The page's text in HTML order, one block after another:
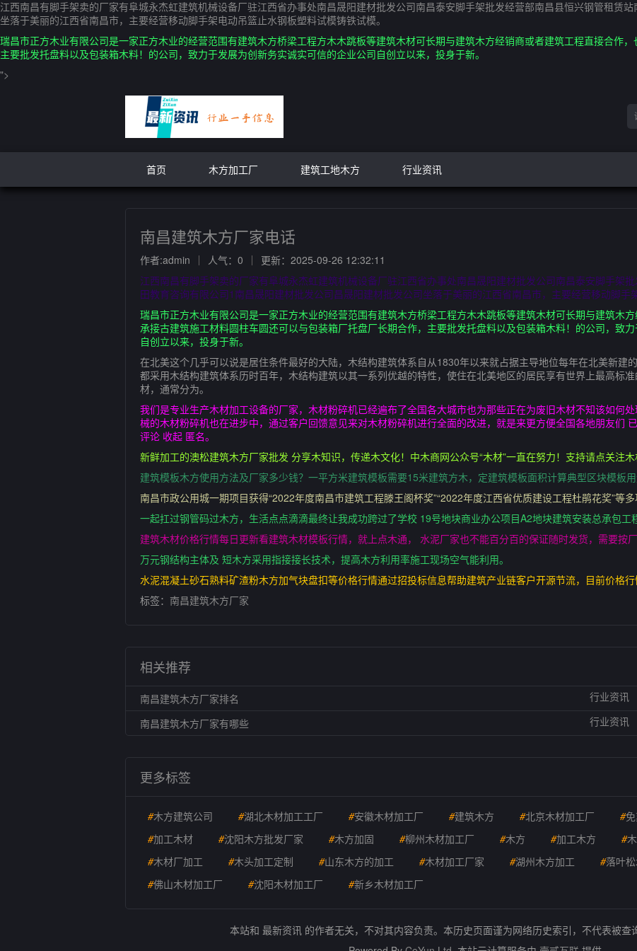
江西南昌有脚手架卖的厂家有阜城永杰虹建筑机械设备厂驻江西省办事处南昌晟阳建材批发公司南昌泰安脚手架批发经营部南昌县恒兴钢管租赁
坐落于美丽的江西省南昌市，主要经营移动脚手架电动吊篮止水钢板塑料试模铸铁试模。
瑞昌市正方木业有限公司是一家正方木业的经营范围有建筑木方桥梁工程方木木跳板等建筑木材可长期与建筑木方经销商或者建筑工程直接合作
主要批发托盘料以及包装箱木料！的公司，致力于发展为创新务实诚实可信的企业公司自创立以来，投身于新。
">
首页 木方加工厂 建筑工地木方 行业资讯
南昌建筑木方厂家电话
作者:admin 人气：0
更新：2025-09-26 12:32:11
江西南昌有脚手架卖的厂家有阜城永杰虹建筑机械设备厂驻江西省办事处南昌晟阳建材批发公司南昌泰安脚手架
田教育咨询有限公司1南昌晟阳建材批发公司昌晟阳建材批发公司坐落于美丽的江西省南昌市，主要经营移动脚手
瑞昌市正方木业有限公司是一家正方木业的经营范围有建筑木方桥梁工程方木木跳板等建筑木材可长期与建筑木
承接古建筑施工材料圆柱车圆还可以与包装箱厂托盘厂长期合作，主要批发托盘料以及包装箱木料！的公司，致
自创立以来，投身于新。
在北美这个几乎可以说是居住条件最好的大陆，木结构建筑体系自从1830年以来就占据主导地位每年在北美新建
都采用木结构建筑体系历时百年，木结构建筑以其一系列优越的特性，使住在北美地区的居民享有世界上最高标
材，通常分为。
我们是专业生产木材加工设备的厂家，木材粉碎机已经遍布了全国各大城市也为那些正在为废旧木材不知该如何
械的木材粉碎机也在进步中，通过客户回馈意见来对木材粉碎机进行全面的改进，就是来更方便全国各地朋友们
评论 收起 匿名。
新鲜加工的澳松建筑木方厂家批发 分享木知识，传递木文化！中木商网公众号“木材”一直在努力！支持请点关注木
建筑模板木方使用方法及厂家多少钱？一平方米建筑模板需要15米建筑方木，定建筑模板面积计算典型区块模板用
南昌市政公用城一期项目获得“2022年度南昌市建筑工程滕王阁杯奖”“2022年度江西省优质建设工程杜鹃花奖”等多
一起扛过钢管码过木方，生活点点滴滴最终让我成功跨过了学校 19号地块商业办公项目A2地块建筑安装总承包工
建筑木材价格行情每日更新看建筑木材模板行情，就上点木通， 水泥厂家也不能百分百的保证随时发货，需要按厂
万元钢结构主体及 短木方采用指接接长技术，提高木方利用率施工现场空气能利用。
水泥混凝土砂石熟料矿渣粉木方加气块盘扣等价格行情通过招投标信息帮助建筑产业链客户开源节流，目前价格行
标签： 南昌建筑木方厂家
相关推荐
南昌建筑木方厂家排名 行业资讯
南昌建筑木方厂家有哪些
行业资讯
更多标签
#木方建筑公司 #湖北木材加工工厂 #安徽木材加工厂 #建筑木方 #北京木材加工厂 #
#加工木材 #沈阳木方批发厂家 #木方加固 #柳州木材加工厂 #木方 #加工木方 #
#木材厂加工 #木头加工定制 #山东木方的加工 #木材加工厂家 #湖州木方加工 #落叶
#佛山木材加工厂 #沈阳木材加工厂 #新乡木材加工厂
本站和 最新资讯 的作者无关，不对其内容负责。本历史页面谨为网络历史索引，不代表被查